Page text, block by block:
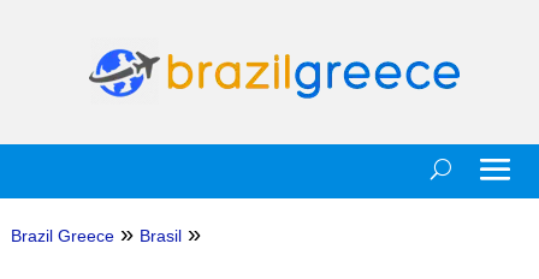
Brazil Greece » Brasil »